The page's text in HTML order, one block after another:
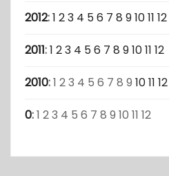
2012:1 23 4 56 7 8 91011 12
2011:1 23 4 56 7 8 91011 12
2010:1 23 4 5 6 7 8 9 1011 12
0:1 23 4 5 6 7 8 9 10 11 12